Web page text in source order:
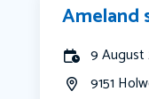
Ameland
9 August
9151